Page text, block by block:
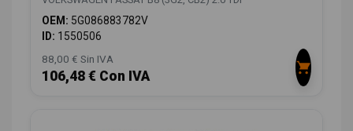
OEM: 5G086883782V
ID: 1550506
88,00 € Sin IVA
106,48 € Con IVA